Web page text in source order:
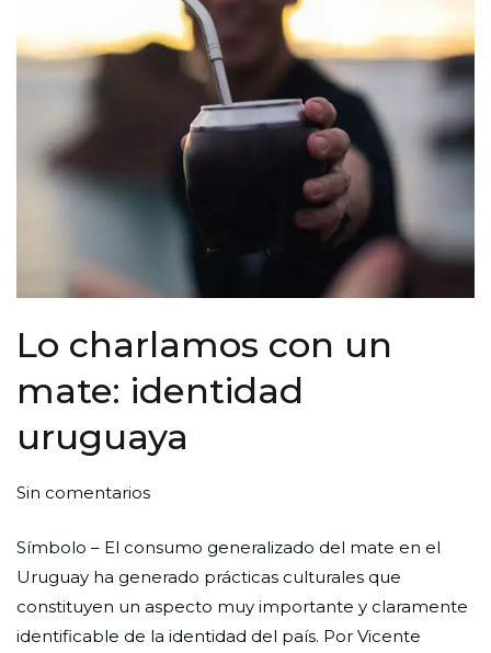
Lo charlamos con un
mate: identidad
uruguaya
Por
Ciudad
Nueva
Publicada
31
de
octubre
de
Publicada
Cultura
Sin comentariosen
charlamos
con
un
mate:
Símbolo – El consumo generalizado del mate en el
Uruguay ha generado prácticas culturales que
constituyen un aspecto muy importante y claramente
identificable de la identidad del país. Por Vicente